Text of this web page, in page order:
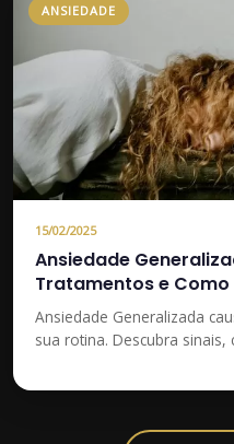
ANSIEDADE
15/02/2025
Ansiedade
Tratamentos e Como
Ansiedade Generalizada
sua rotina. Descubra sinais,